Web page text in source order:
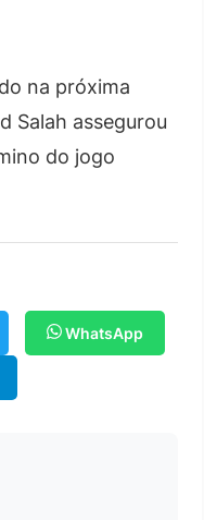
na próxima
Salah assegurou
do jogo
WhatsApp